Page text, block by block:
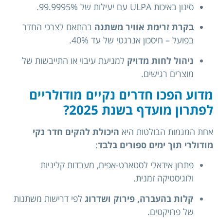
סינון באיכות ULPA עם יעילות של 99.9995%.
בקרת זרימת אוויר משתנה בהתאם לצרכי החדר
בפועל – חיסכון אנרגטי של עד 40%.
ניהול לחות מדויק למניעת עיבוי או התייבשות של
מוצרים רגישים.
מדוע הפכו חדרים נקיים מודולריים
לפתרון מועדף בשנת 2025?
אחת המגמות הבולטות היא היכולת להקים חדר נקי
מודולרי תוך ימים ספורים בלבד:
פתרון אידאלי לסטארט-אפים, מעבדות קליניות
ולוגיסטיקה זמנית.
קלות בהעברה, פירוק ושדרוג לפי דרישות משתנות
של פרויקטים.